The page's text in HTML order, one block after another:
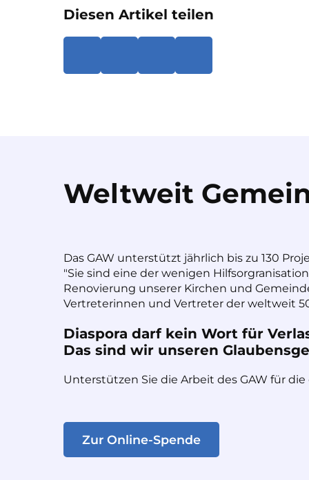
Diesen Artikel teilen
Weltweit
Das GAW unterstützt jährlich bis zu 130
"Sie sind eine der wenigen
Renovierung unserer Kirchen und
Vertreterinnen und Vertreter der weltweit
Diaspora darf kein Wort für
Das sind wir unseren
Unterstützen Sie die Arbeit des GAW für
Zur Online-Spende